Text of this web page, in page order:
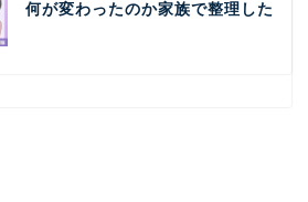
何が変わったのか家族で整理した